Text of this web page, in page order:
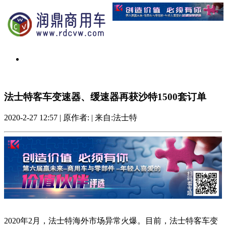
法士特客车变速器、缓速器再获沙特1500套订单
2020-2-27 12:57 | 原作者: | 来自:法士特
2020年2月，法士特海外市场异常火爆。目前，法士特客车变